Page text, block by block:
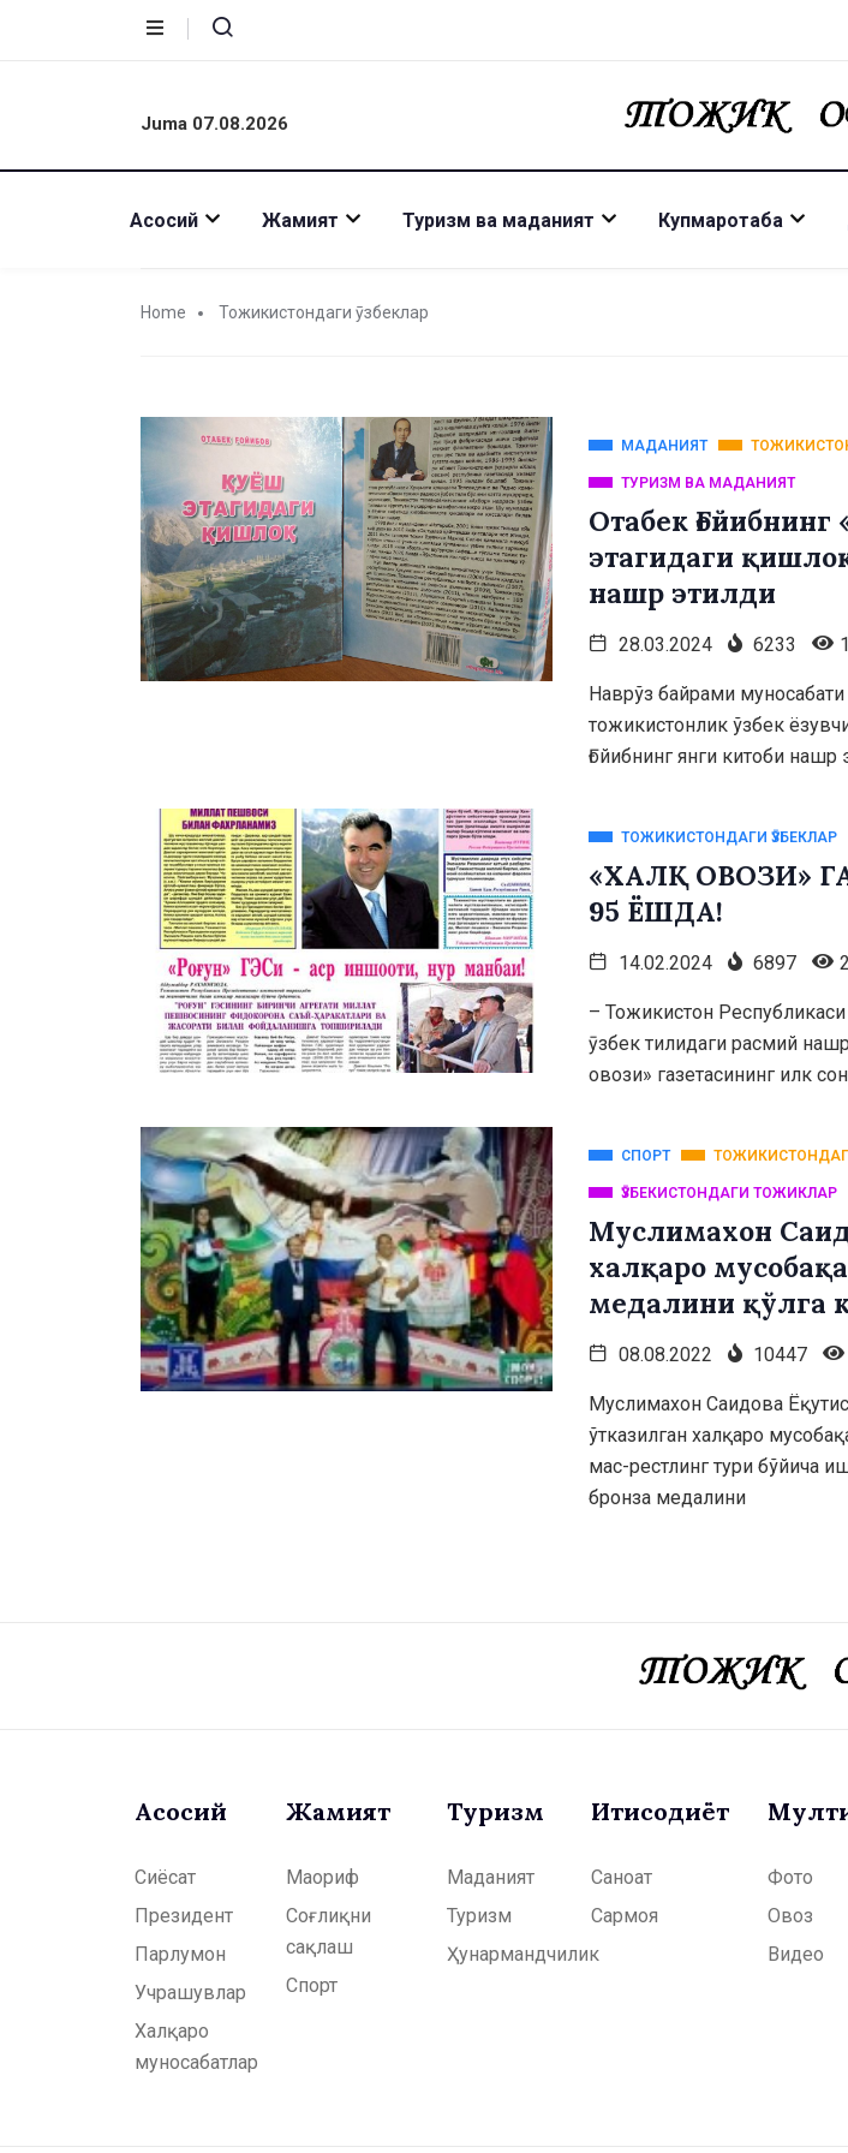
Juma 07.08.2026
Асосий Жамият Туризм ва маданият Купмаротаба
Home Тожикистондаги ӯзбеклар
МАДАНИЯТ
ТУРИЗМ ВА МАДАНИЯТ
Отабек
этагидаги
нашр этилди
28.03.2024 6233
Наврўз байрами
тожикистонлик ўзбек
Ғойибнинг янги китоби нашр
ТОЖИКИСТОНДАГИ ӮЗБЕКЛАР
«ХАЛҚ ОВОЗИ»
95 ЁШДА!
14.02.2024 6897
– Тожикистон
ӯзбек тилидаги расмий
овози» газетасининг илк
СПОРТ
ӮЗБЕКИСТОНДАГИ ТОЖИКЛАР
Муслимахон
халқаро
медалини қўлга
08.08.2022 10447
Муслимахон Саидова
ўтказилган халқаро
мас-рестлинг тури бўйича
бронза медалини
Асосий
Сиёсат
Президент
Парлумон
Учрашувлар
Халқаро
муносабатлар
Жамият
Маориф
Соғлиқни
сақлаш
Спорт
Туризм
Маданият
Туризм
Ҳунармандчилик
Иқтисодиёт
Саноат
Сармоя
Фото
Овоз
Видео